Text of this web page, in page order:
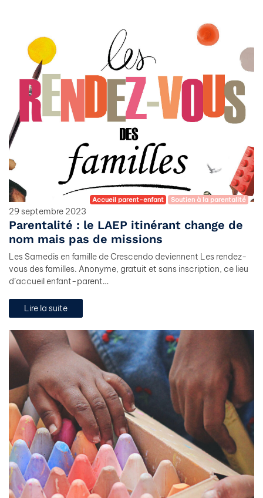
Accueil parent-enfant Soutien à la parentalité
29 septembre 2023
Parentalité : le LAEP itinérant change de
nom mais pas de missions
Les Samedis en famille de Crescendo deviennent Les rendez-
vous des familles. Anonyme, gratuit et sans inscription, ce lieu
d’accueil enfant-parent…
Lire la suite